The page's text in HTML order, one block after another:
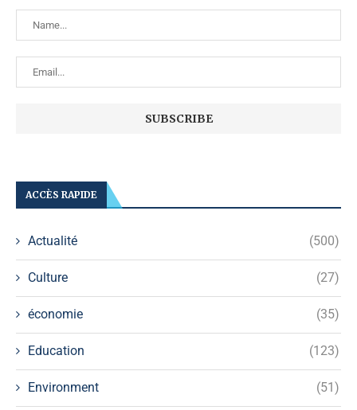
ACCÈS RAPIDE
Actualité (500)
Culture (27)
économie (35)
Education (123)
Environment (51)